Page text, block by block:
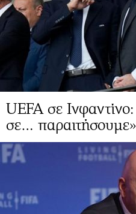
UEFA σε
σε… παραιτήσουμε»